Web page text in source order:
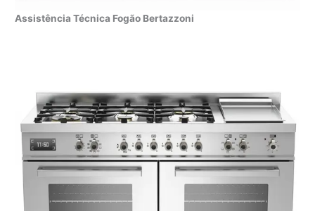
Assistência Técnica Fogão Bertazzoni